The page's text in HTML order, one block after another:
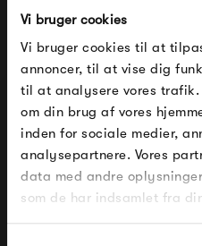
Vi bruger cookies
Vi bruger cookies til at
annoncer, til at vise dig
til at analysere vores
om din brug af vores
inden for sociale medier,
analysepartnere. Vores
data med andre
som de har indsamlet fra
farvestrålende farver med
mange møbelserier er
bredt som farveudvalget -
smag.
Se alle
Produkter fra
FÅ 10% PÅ DIN
Indtast din e-mail, så
mail. Minimumsbeløb er
rabatten.
Gælder ikke på produkter